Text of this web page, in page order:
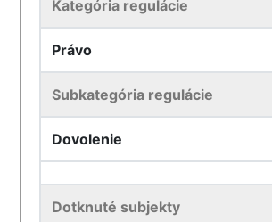
Kategória regulácie
Právo
Subkategória regulácie
Dovolenie
Dotknuté subjekty